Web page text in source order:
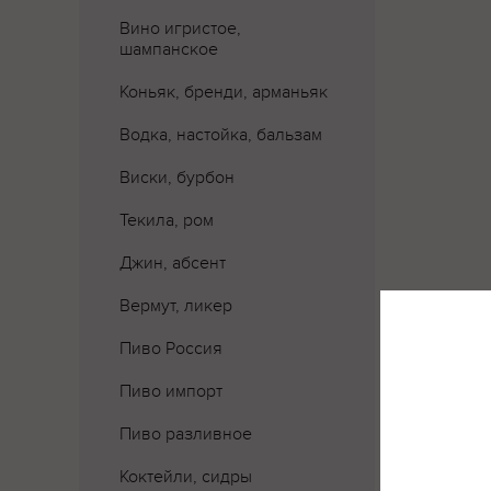
Вино игристое,
шампанское
Коньяк, бренди, арманьяк
Водка, настойка, бальзам
Виски, бурбон
Текила, ром
Джин, абсент
Вермут, ликер
Пиво Россия
Пиво импорт
Пиво разливное
Коктейли, сидры